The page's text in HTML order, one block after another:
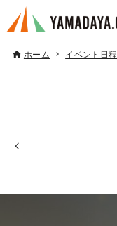
ホーム イベント日程